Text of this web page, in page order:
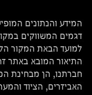
המידע והנתונים
דגמים המשווקים
למועד הבאת המקור
התיאור המובא באתר
חברתנו, הן מבחינת
האביזרים, הציוד